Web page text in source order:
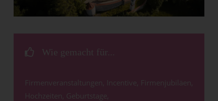
Wie gemacht für...
Firmenveranstaltungen, Incentive, Firmenjubiläen,
Hochzeiten, Geburtstage,